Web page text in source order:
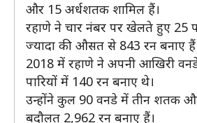
और 15 अर्धशतक शामिल हैं।
रहाणे ने चार नंबर पर खेलते हुए 25
ज्यादा की औसत से 843 रन बनाए
2018 में रहाणे ने अपनी आखिरी
पारियों में 140 रन बनाए थे।
उन्होंने कुल 90 वनडे में तीन शतक
बदौलत 2,962 रन बनाए हैं।